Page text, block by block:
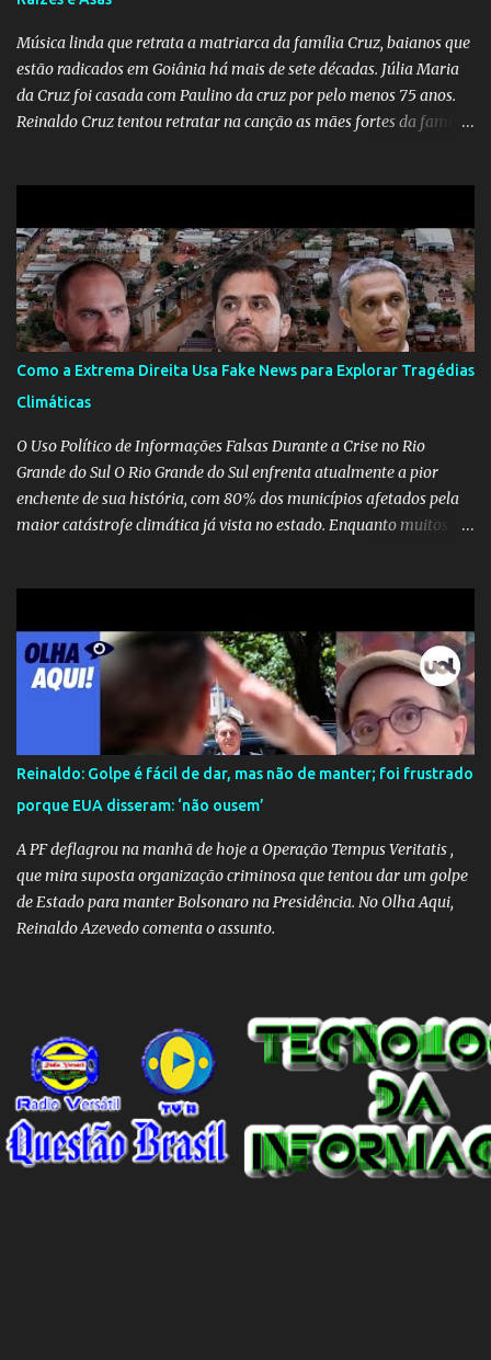
Música linda que retrata a matriarca da família Cruz, baianos que
estão radicados em Goiânia há mais de sete décadas. Júlia Maria
da Cruz foi casada com Paulino da cruz por pelo menos 75 anos.
Reinaldo Cruz tentou retratar na canção as mães fortes da família
Como a Extrema Direita Usa Fake News para Explorar Tragédias
Climáticas
O Uso Político de Informações Falsas Durante a Crise no Rio
Grande do Sul O Rio Grande do Sul enfrenta atualmente a pior
enchente de sua história, com 80% dos municípios afetados pela
maior catástrofe climática já vista no estado. Enquanto muitos se
nas operações de salvamento. O receio é que notícias falsas, como
a de retenção de doações e o transporte de oxigênio, causem mais
apreensão na população já fragilizada por essa grave situação.
Tamanha é a seriedade do problema que o governo do estado
precisou criar uma força-tarefa para checar e desmentir as
desinformações, chegando ao ponto de o governo federal pedir
uma investigação para identificar os autores dessas notícias falsas.
O Negacionismo Climático da Extrema Direita Essa disseminação
de fake news não é uma surpresa, pois faz parte de um padrão...
Reinaldo: Golpe é fácil de dar, mas não de manter; foi frustrado
porque EUA disseram: ‘não ousem’
A PF deflagrou na manhã de hoje a Operação Tempus Veritatis ,
que mira suposta organização criminosa que tentou dar um golpe
de Estado para manter Bolsonaro na Presidência. No Olha Aqui,
Reinaldo Azevedo comenta o assunto.